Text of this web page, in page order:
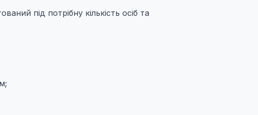
під потрібну кількість осіб та